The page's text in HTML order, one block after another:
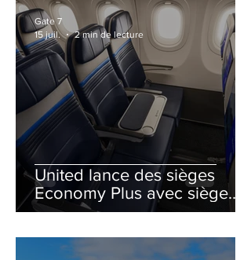
United lance des sièges
Economy Plus avec siège
central neutralisé
Gate 7
15 juil.
2 min de lecture